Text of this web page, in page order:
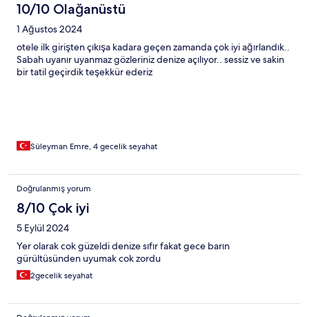
10/10 Olağanüstü
1 Ağustos 2024
otele ilk girişten çıkışa kadara geçen zamanda çok iyi ağırlandık..
Sabah uyanır uyanmaz gözleriniz denize açılıyor.. sessiz ve sakin
bir tatil geçirdik teşekkür ederiz
Süleyman Emre, 4 gecelik seyahat
Doğrulanmış yorum
8/10 Çok iyi
5 Eylül 2024
Yer olarak cok güzeldi denize sıfır fakat gece barın
gürültüsünden uyumak cok zordu
2gecelik seyahat